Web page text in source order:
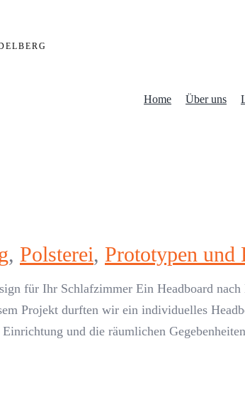
Home Über uns
, Polsterei, Prototypen und
für Ihr Schlafzimmer Ein Headboard
Projekt durften wir ein individuelles
und die räumlichen